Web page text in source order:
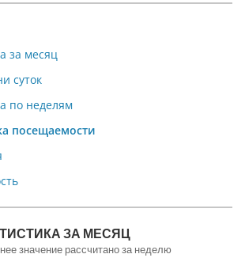
посещаемости
за месяц
суток
по неделям
ЗА МЕСЯЦ
значение рассчитано за неделю